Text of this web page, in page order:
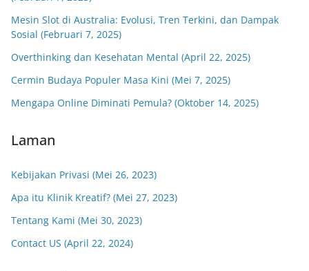
Mesin Slot di Australia: Evolusi, Tren Terkini, dan Dampak
Sosial (Februari 7, 2025)
Overthinking dan Kesehatan Mental (April 22, 2025)
Cermin Budaya Populer Masa Kini (Mei 7, 2025)
Mengapa Online Diminati Pemula? (Oktober 14, 2025)
Laman
Kebijakan Privasi (Mei 26, 2023)
Apa itu Klinik Kreatif? (Mei 27, 2023)
Tentang Kami (Mei 30, 2023)
Contact US (April 22, 2024)